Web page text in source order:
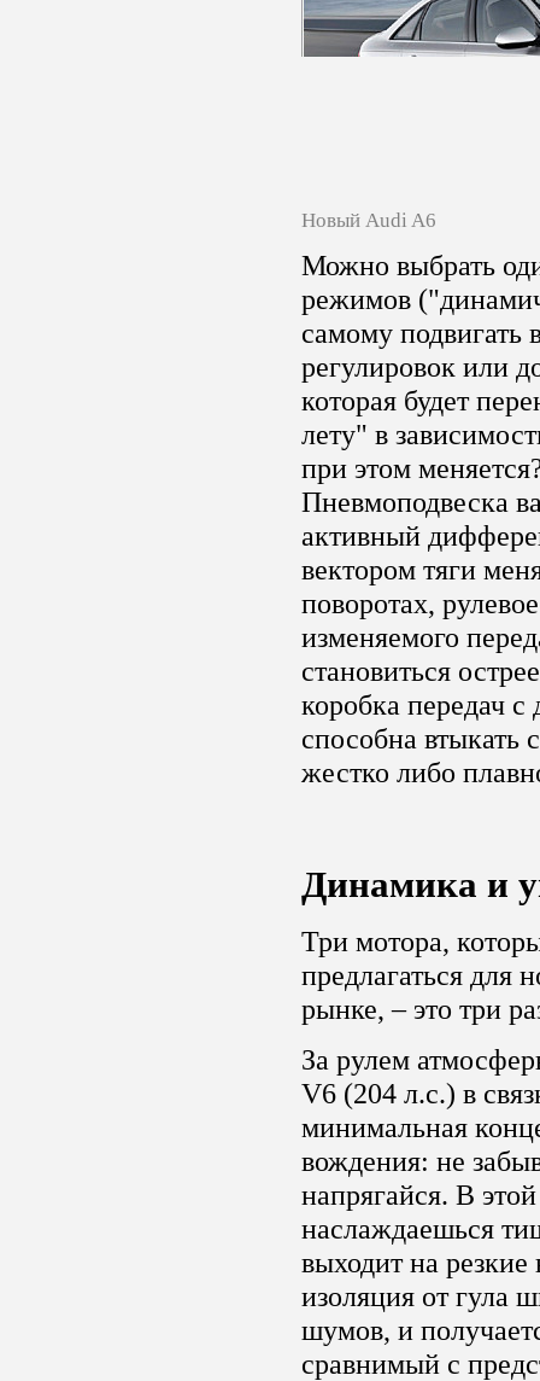
Новый Audi A6
Можно выбрать
режимов
самому подвигать
регулировок или
которая будет
лету" в
при этом
Пневмоподвеска
активный
вектором тяги
поворотах,
изменяемого
становиться
коробка передач
способна втыкать
жестко либо
Динамика и
Три мотора,
предлагаться для
рынке, – это три
За рулем
V6 (204 л.с.) в
минимальная
вождения: не
напрягайся. В
наслаждаешься
выходит на
изоляция от гула
шумов, и
сравнимый с